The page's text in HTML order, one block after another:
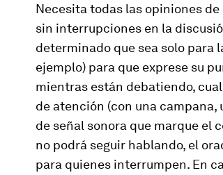
Necesita todas las opiniones
sin interrupciones en la
determinado que sea solo para
ejemplo) para que exprese su
mientras están debatiendo,
de atención (con una
de señal sonora que marque el
no podrá seguir hablando, el
para quienes interrumpen. En